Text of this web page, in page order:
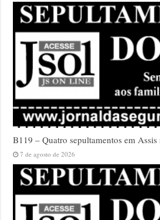
B119 – Quatro sepultamentos em Assis
7 de agosto de 2026